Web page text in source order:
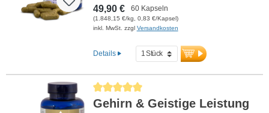
49,90 € 60 Kapseln
(1.848,15 €/kg, 0,83 €/Kapsel)
inkl. MwSt. zzgl Versandkosten
Details
Durchschnittliche Bewertung von 5 von 5 Sternen
Gehirn & Geistige Leistung